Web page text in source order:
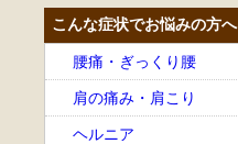
こんな症状でお悩みの方へ
腰痛・ぎっくり腰
肩の痛み・肩こり
ヘルニア